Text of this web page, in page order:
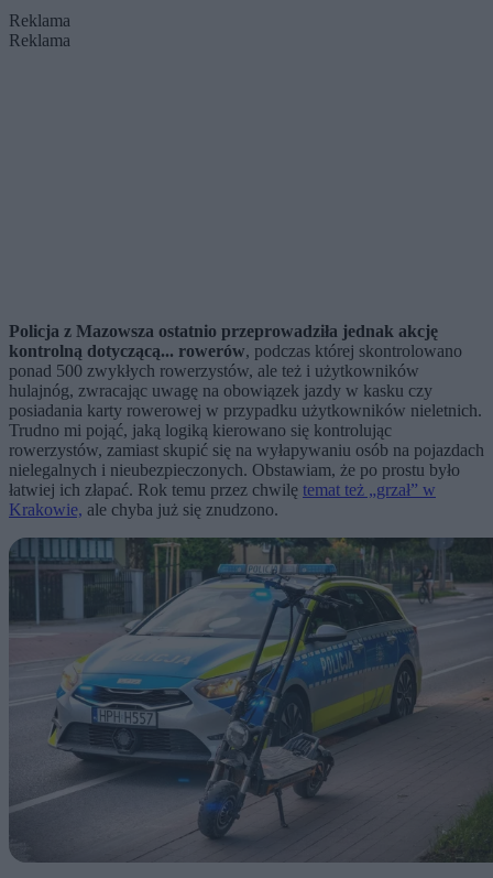
Reklama
Reklama
Policja z Mazowsza ostatnio przeprowadziła jednak akcję
kontrolną dotyczącą... rowerów, podczas której skontrolowano
ponad 500 zwykłych rowerzystów, ale też i użytkowników
hulajnóg, zwracając uwagę na obowiązek jazdy w kasku czy
posiadania karty rowerowej w przypadku użytkowników nieletnich.
Trudno mi pojąć, jaką logiką kierowano się kontrolując
rowerzystów, zamiast skupić się na wyłapywaniu osób na pojazdach
nielegalnych i nieubezpieczonych. Obstawiam, że po prostu było
łatwiej ich złapać. Rok temu przez chwilę temat też „grzał” w
Krakowie, ale chyba już się znudzono.